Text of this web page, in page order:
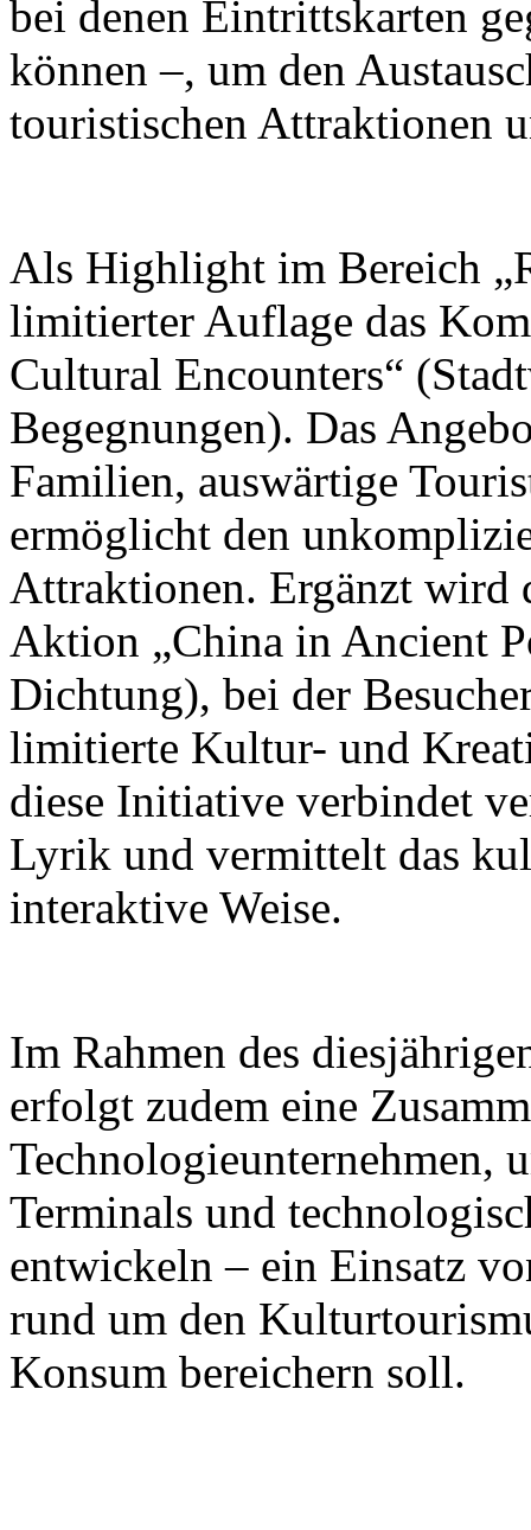
bei denen Eintrittskarten
können –, um den
touristischen Attraktionen
Als Highlight im Bereich
limitierter Auflage das
Cultural Encounters“
Begegnungen). Das
Familien, auswärtige
ermöglicht den
Attraktionen. Ergänzt wird
Aktion „China in Ancient
Dichtung), bei der
limitierte Kultur- und
diese Initiative verbindet
Lyrik und vermittelt das
interaktive Weise.
Im Rahmen des
erfolgt zudem eine
Technologieunternehmen,
Terminals und
entwickeln – ein Einsatz
rund um den
Konsum bereichern soll.